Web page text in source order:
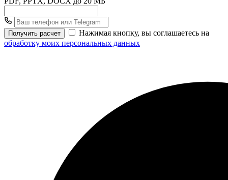
Получить расчет
Нажимая кнопку, вы соглашаетесь на
обработку моих персональных данных